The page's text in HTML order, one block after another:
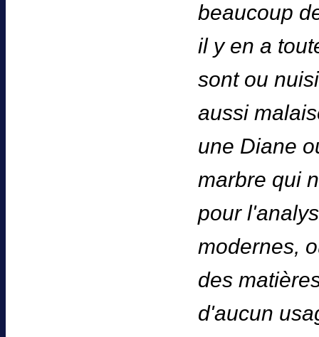
beaucoup
il y en a
sont ou
aussi
une Diane
marbre qui
pour
modernes,
des
d'aucun